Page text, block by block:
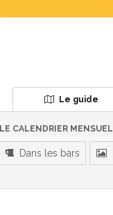
Le guide
LE CALENDRIER MENSUEL
Dans les bars